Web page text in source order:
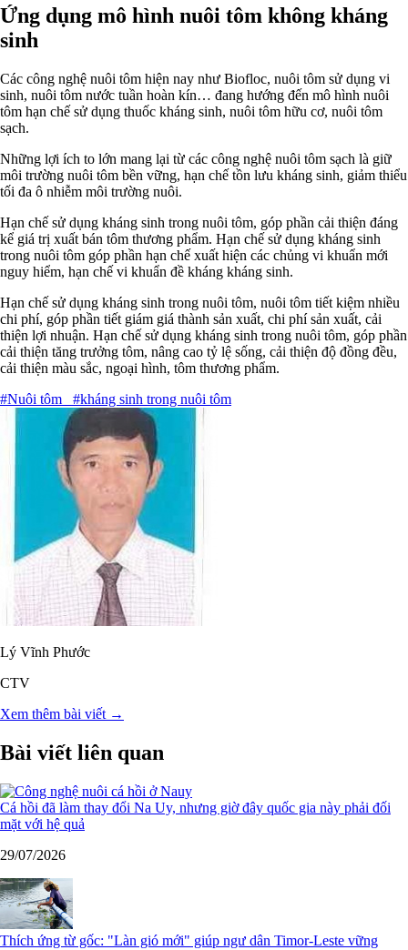
Ứng dụng mô hình nuôi tôm không kháng
sinh
Các công nghệ nuôi tôm hiện nay như Biofloc, nuôi tôm sử dụng vi
sinh, nuôi tôm nước tuần hoàn kín… đang hướng đến mô hình nuôi
tôm hạn chế sử dụng thuốc kháng sinh, nuôi tôm hữu cơ, nuôi tôm
sạch.
Những lợi ích to lớn mang lại từ các công nghệ nuôi tôm sạch là giữ
môi trường nuôi tôm bền vững, hạn chế tồn lưu kháng sinh, giảm thiểu
tối đa ô nhiễm môi trường nuôi.
Hạn chế sử dụng kháng sinh trong nuôi tôm, góp phần cải thiện đáng
kể giá trị xuất bán tôm thương phẩm. Hạn chế sử dụng kháng sinh
trong nuôi tôm góp phần hạn chế xuất hiện các chủng vi khuẩn mới
nguy hiểm, hạn chế vi khuẩn đề kháng kháng sinh.
Hạn chế sử dụng kháng sinh trong nuôi tôm, nuôi tôm tiết kiệm nhiều
chi phí, góp phần tiết giám giá thành sản xuất, chi phí sản xuất, cải
thiện lợi nhuận. Hạn chế sử dụng kháng sinh trong nuôi tôm, góp phần
cải thiện tăng trưởng tôm, nâng cao tỷ lệ sống, cải thiện độ đồng đều,
cải thiện màu sắc, ngoại hình, tôm thương phẩm.
#Nuôi tôm #kháng sinh trong nuôi tôm
Lý Vĩnh Phước
CTV
Xem thêm bài viết →
Bài viết liên quan
Cá hồi đã làm thay đổi Na Uy, nhưng giờ đây quốc gia này phải đối
mặt với hệ quả
29/07/2026
Thích ứng từ gốc: "Làn gió mới" giúp ngư dân Timor-Leste vững